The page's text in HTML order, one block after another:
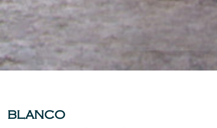
BLANCO